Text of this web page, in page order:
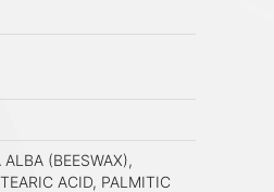
(BEESWAX),
ACID, PALMITIC